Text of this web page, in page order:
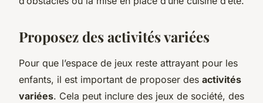
Proposez des activités variées
Pour que l’espace de jeux reste attrayant pour les
enfants, il est important de proposer des activités
variées. Cela peut inclure des jeux de société, des